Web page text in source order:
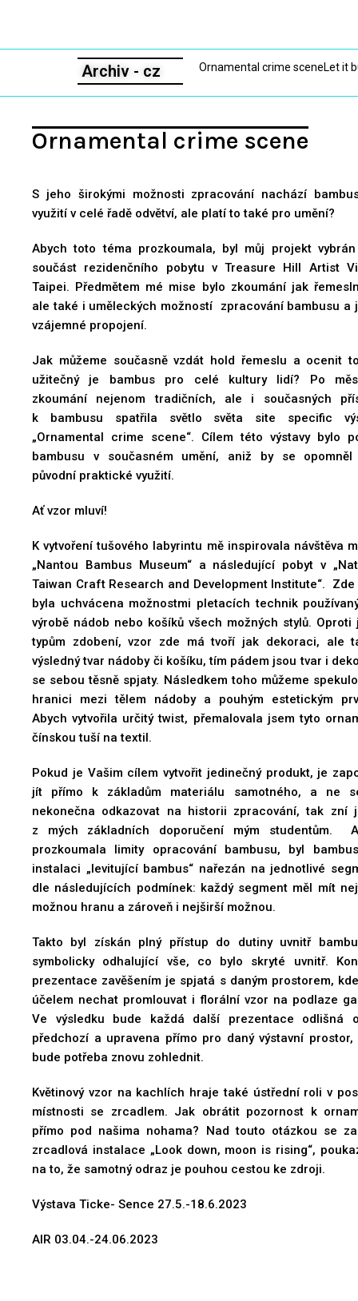
Archiv - cz Ornamental crime sceneLet it
Ornamental crime scene
S jeho širokými možnosti zpracování nachází
využití v celé řadě odvětví, ale platí to také pro umění?
Abych toto téma prozkoumala, byl můj projekt
součást rezidenčního pobytu v Treasure Hill Artist
Taipei. Předmětem mé mise bylo zkoumání jak
ale také i uměleckých možností zpracování bambusu a
vzájemné propojení.
Jak můžeme současně vzdát hold řemeslu a ocenit
užitečný je bambus pro celé kultury lidí? Po
zkoumání nejenom tradičních, ale i současných
k bambusu spatřila světlo světa site specific
„Ornamental crime scene“. Cílem této výstavy bylo
bambusu v současném umění, aniž by se opomněl
původní praktické využití.
Ať vzor mluví!
K vytvoření tušového labyrintu mě inspirovala návštěva
„Nantou Bambus Museum“ a následující pobyt v
Taiwan Craft Research and Development Institute“. Zde
byla uchvácena možnostmi pletacích technik
výrobě nádob nebo košíků všech možných stylů. Oproti
typům zdobení, vzor zde má tvoří jak dekoraci, ale
výsledný tvar nádoby či košíku, tím pádem jsou tvar i
se sebou těsně spjaty. Následkem toho můžeme
hranici mezi tělem nádoby a pouhým estetickým
Abych vytvořila určitý twist, přemalovala jsem tyto
čínskou tuší na textil.
Pokud je Vašim cílem vytvořit jedinečný produkt, je
jít přímo k základům materiálu samotného, a ne
nekonečna odkazovat na historii zpracování, tak zní
z mých základních doporučení mým studentům.
prozkoumala limity opracování bambusu, byl
instalaci „levitující bambus“ nařezán na jednotlivé
dle následujících podmínek: každý segment měl mít
možnou hranu a zároveň i nejširší možnou.
Takto byl získán plný přístup do dutiny uvnitř
symbolicky odhalující vše, co bylo skryté uvnitř.
prezentace zavěšením je spjatá s daným prostorem,
účelem nechat promlouvat i florální vzor na podlaze
Ve výsledku bude každá další prezentace odlišná
předchozí a upravena přímo pro daný výstavní prostor,
bude potřeba znovu zohlednit.
Květinový vzor na kachlích hraje také ústřední roli v
místnosti se zrcadlem. Jak obrátit pozornost k
přímo pod našima nohama? Nad touto otázkou se
zrcadlová instalace „Look down, moon is rising“,
na to, že samotný odraz je pouhou cestou ke zdroji.
Výstava Ticke- Sence 27.5.-18.6.2023
AIR 03.04.-24.06.2023
detail Ornamental crime scene- ink painting
Ornamental crime scene - bamboo installation,
Village